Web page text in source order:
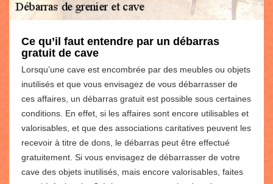
Ce qu’il faut entendre par un débarras
gratuit de cave
Lorsqu’une cave est encombrée par des meubles ou objets
inutilisés et que vous envisagez de vous débarrasser de
ces affaires, un débarras gratuit est possible sous certaines
conditions. En effet, si les affaires sont encore utilisables et
valorisables, et que des associations caritatives peuvent les
recevoir à titre de dons, le débarras peut être effectué
gratuitement. Si vous envisagez de débarrasser de votre
cave des objets inutilisés, mais encore valorisables, faites